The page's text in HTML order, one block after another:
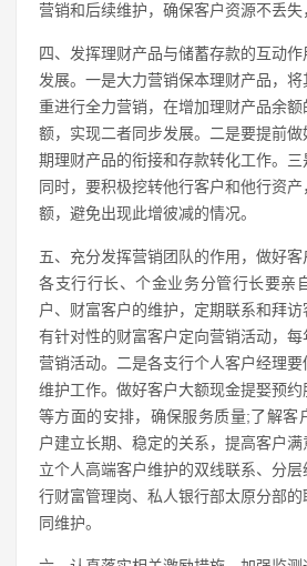
营销和后续维护，确保客户资源不丢失
四、发挥理财产品与储蓄存款的互动
发展。一是大力营销保本理财产品，
重进行全力营销，在增加理财产品余
额，实现二者同步发展。二是要提前做
期理财产品的衔接和存款转化工作。
同时，要积极挖转他行客户和他行资
额，避免出现此增彼减的情况。
五、充分发挥营销团队的作用，做好
各支行行长、个金业务分管行长要亲
户、财富客户的维护，定期联系和拜
有针对性的财富客户定向营销活动，
营销活动。二是各支行个人客户经理
维护工作。做好客户大额现金提娶预约
等方面的安排，确保服务质量;了解客
户建立长期、稳定的关系，提高客户
立个人高端客户维护的双线联系、分
行财富管理岗、私人银行部太原分部
同维护。